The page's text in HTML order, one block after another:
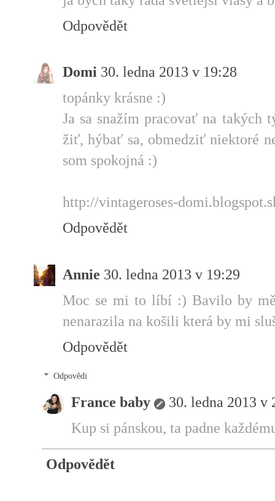
Odpovědět
Domi 30. ledna 2013 v 19:28
topánky krásne :)
Ja sa snažím pracovať na takých
žiť, hýbať sa, obmedziť niektoré
som spokojná :)
http://vintageroses-
Odpovědět
Annie 30. ledna 2013 v 19:29
Moc se mi to líbí :) Bavilo by
nenarazila na košili která by mi
Odpovědět
Odpovědi
France baby
30. ledna 2013 v
Kup si pánskou, ta padne
Odpovědět